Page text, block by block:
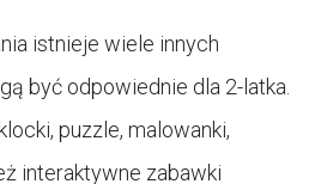
istnieje wiele innych
być odpowiednie dla 2-latka.
puzzle, malowanki,
interaktywne zabawki